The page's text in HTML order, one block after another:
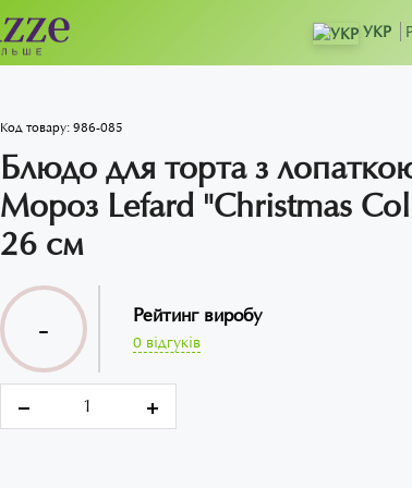
УКР
Код товару:986-085
Блюдо для торта з
Мороз Lefard "Christmas
26 см
- Рейтинг виробу
0 відгуків